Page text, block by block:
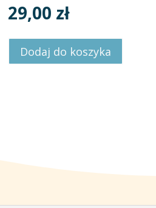
29,00 zł
Dodaj do koszyka